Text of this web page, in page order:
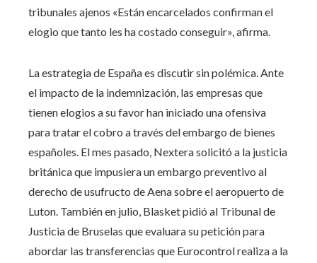
tribunales ajenos «Están encarcelados confirman el
elogio que tanto les ha costado conseguir», afirma.
La estrategia de España es discutir sin polémica. Ante
el impacto de la indemnización, las empresas que
tienen elogios a su favor han iniciado una ofensiva
para tratar el cobro a través del embargo de bienes
españoles. El mes pasado, Nextera solicitó a la justicia
británica que impusiera un embargo preventivo al
derecho de usufructo de Aena sobre el aeropuerto de
Luton. También en julio, Blasket pidió al Tribunal de
Justicia de Bruselas que evaluara su petición para
abordar las transferencias que Eurocontrol realiza a la